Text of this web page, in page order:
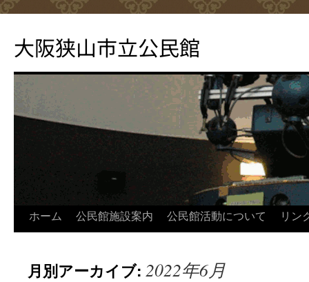
テ
ン
ッ
大阪狭山市立公民館
ホーム 公民館施設案内 公民館活動について リン
月別アーカイブ: 2022年6月